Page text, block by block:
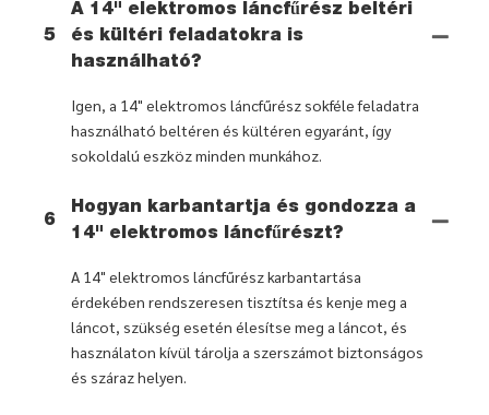
5
A 14" elektromos láncfűrész beltéri
és kültéri feladatokra is
használható?
Igen, a 14" elektromos láncfűrész sokféle feladatra
használható beltéren és kültéren egyaránt, így
sokoldalú eszköz minden munkához.
6
Hogyan karbantartja és gondozza a
14" elektromos láncfűrészt?
A 14" elektromos láncfűrész karbantartása
érdekében rendszeresen tisztítsa és kenje meg a
láncot, szükség esetén élesítse meg a láncot, és
használaton kívül tárolja a szerszámot biztonságos
és száraz helyen.